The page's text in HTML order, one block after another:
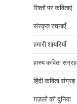
रिश्तों पर कविताएं
संस्कृत रचनाएँ
हमारी शायरियाँ
हास्य कविता संग्रह
हिंदी कविता संग्रह
ग़ज़लों की दुनिया